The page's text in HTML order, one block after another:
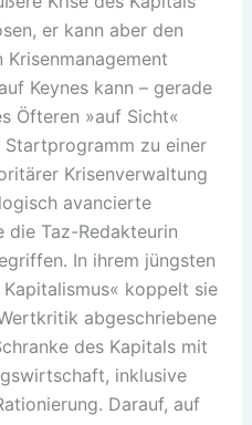
er kann aber den
Krisenmanagement
Keynes kann – gerade
Öfteren »auf Sicht«
Startprogramm zu einer
Krisenverwaltung
avancierte
die Taz-Redakteurin
In ihrem jüngsten
koppelt sie
abgeschriebene
des Kapitals mit
inklusive
Darauf, auf